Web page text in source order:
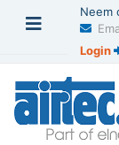
Neem
Login